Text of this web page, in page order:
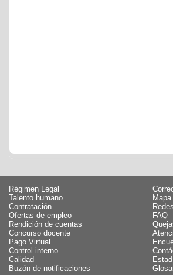
Régimen Legal
Talento humano
Contratación
Ofertas de empleo
Rendición de cuentas
Concurso docente
Pago Virtual
Control interno
Calidad
Buzón de notificaciones
FAQ